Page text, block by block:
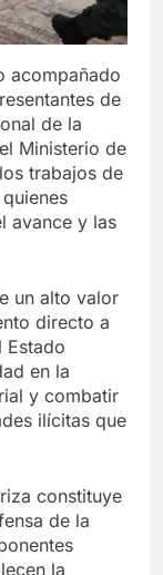
acompañado
de
de la
Ministerio de
trabajos de
avance y las
un alto valor
directo a
Estado
en la
y combatir
ilícitas que
constituye
de la
la